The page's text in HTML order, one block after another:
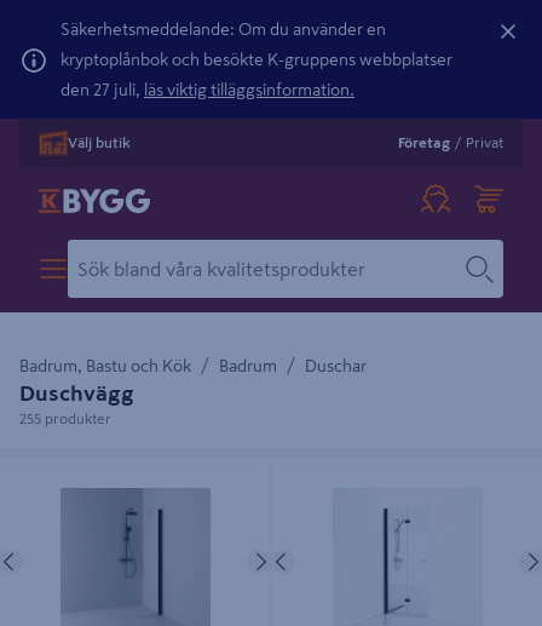
Säkerhetsmeddelande: Om du använder en
kryptoplånbok och besökte K-gruppens webbplatser
den 27 juli, läs viktig tilläggsinformation.
Välj butik Företag / Privat
Badrum, Bastu och Kök Badrum Duschar
Duschvägg
255 produkter
RAK SVART MATT FROST INTHT
Nästa